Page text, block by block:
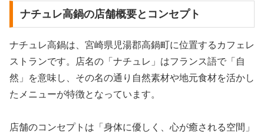
ナチュレ高鍋の店舗概要とコンセプト
ナチュレ高鍋は、宮崎県児湯郡高鍋町に位置するカフェレ
ストランです。店名の「ナチュレ」はフランス語で「自
然」を意味し、その名の通り自然素材や地元食材を活かし
たメニューが特徴となっています。
店舗のコンセプトは「身体に優しく、心が癒される空間」